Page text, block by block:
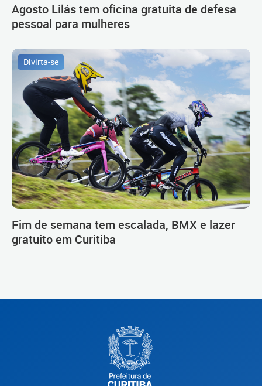
Agosto Lilás tem oficina gratuita de defesa
pessoal para mulheres
Divirta-se
Fim de semana tem escalada, BMX e lazer
gratuito em Curitiba